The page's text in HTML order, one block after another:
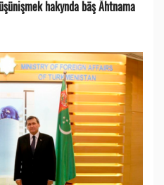
hakynda bäş Ähtnama